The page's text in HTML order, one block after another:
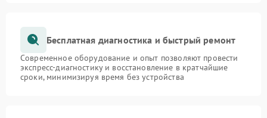
Бесплатная диагностика и быстрый ремонт
Современное оборудование и опыт позволяют провести
экспресс-диагностику и восстановление в кратчайшие
сроки, минимизируя время без устройства